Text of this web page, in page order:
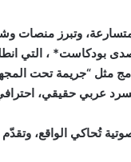
وتبرز منصات
مثل “جريمة تحت
عربي حقيقي،
تُحاكي الواقع،